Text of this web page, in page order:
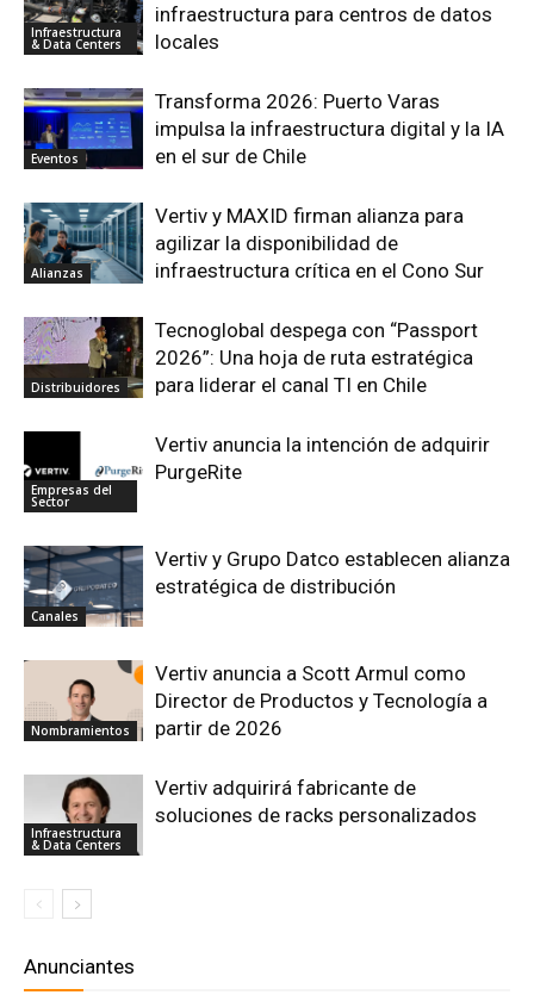
Infraestructura
& Data Centers
infraestructura para centros de datos
locales
Eventos
Transforma 2026: Puerto Varas
impulsa la infraestructura digital y la IA
en el sur de Chile
Alianzas
Vertiv y MAXID firman alianza para
agilizar la disponibilidad de
infraestructura crítica en el Cono Sur
Distribuidores
Tecnoglobal despega con “Passport
2026”: Una hoja de ruta estratégica
para liderar el canal TI en Chile
Empresas del
Sector
Vertiv anuncia la intención de adquirir
PurgeRite
Canales
Vertiv y Grupo Datco establecen alianza
estratégica de distribución
Nombramientos
Vertiv anuncia a Scott Armul como
Director de Productos y Tecnología a
partir de 2026
Infraestructura
& Data Centers
Vertiv adquirirá fabricante de
soluciones de racks personalizados
Anunciantes